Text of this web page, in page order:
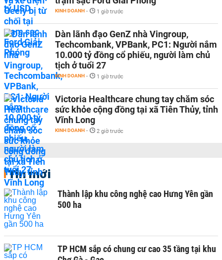
KINH DOANH - 1 giờ trước
Dàn lãnh đạo GenZ nhà Vingroup,
Techcombank, VPBank, PC1: Người nắm
10.000 tỷ đồng cổ phiếu, người làm chủ
tịch ở tuổi 27
KINH DOANH - 1 giờ trước
Victoria Healthcare chung tay chăm sóc
sức khỏe cộng đồng tại xã Tiên Thủy, tỉnh
Vĩnh Long
KINH DOANH - 2 giờ trước
Tin mới
Thành lập khu công nghệ cao Hưng Yên gần
500 ha
TP HCM sắp có chung cư cao 35 tầng tại khu